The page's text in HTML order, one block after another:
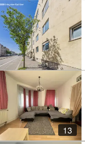
13